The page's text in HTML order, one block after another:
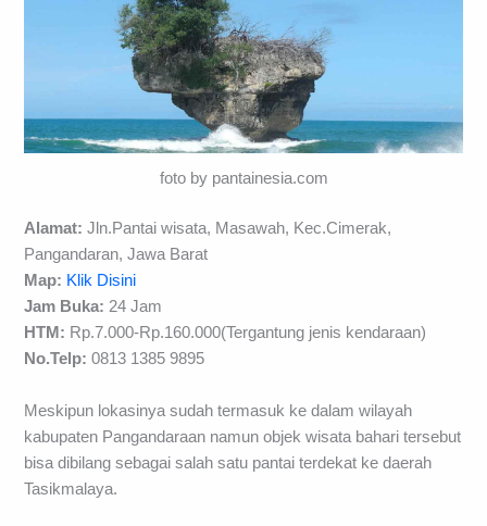
foto by pantainesia.com
Alamat: Jln.Pantai wisata, Masawah, Kec.Cimerak,
Pangandaran, Jawa Barat
Map: Klik Disini
Jam Buka: 24 Jam
HTM: Rp.7.000-Rp.160.000(Tergantung jenis kendaraan)
No.Telp: 0813 1385 9895
Meskipun lokasinya sudah termasuk ke dalam wilayah
kabupaten Pangandaraan namun objek wisata bahari tersebut
bisa dibilang sebagai salah satu pantai terdekat ke daerah
Tasikmalaya.